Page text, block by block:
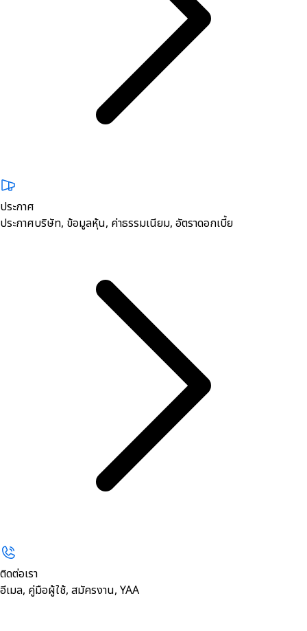
ประกาศ
ประกาศบริษัท, ข้อมูลหุ้น, ค่าธรรมเนียม, อัตราดอกเบี้ย
ติดต่อเรา
อีเมล, คู่มือผู้ใช้, สมัครงาน, YAA